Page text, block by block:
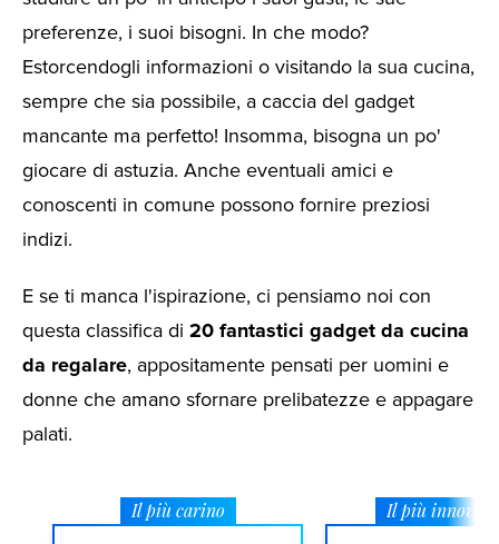
preferenze, i suoi bisogni. In che modo?
Estorcendogli informazioni o visitando la sua cucina,
sempre che sia possibile, a caccia del gadget
mancante ma perfetto! Insomma, bisogna un po'
giocare di astuzia. Anche eventuali amici e
conoscenti in comune possono fornire preziosi
indizi.
E se ti manca l'ispirazione, ci pensiamo noi con
questa classifica di 20 fantastici gadget da cucina
da regalare, appositamente pensati per uomini e
donne che amano sfornare prelibatezze e appagare
palati.
Il più carino Il più